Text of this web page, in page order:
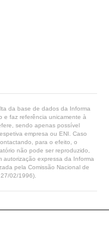
da base de dados da Informa
e faz referência unicamente à
sendo apenas possível
empresa ou ENI. Caso
para o efeito, o
não pode ser reproduzido,
autorização expressa da Informa
pela Comissão Nacional de
02/1996).